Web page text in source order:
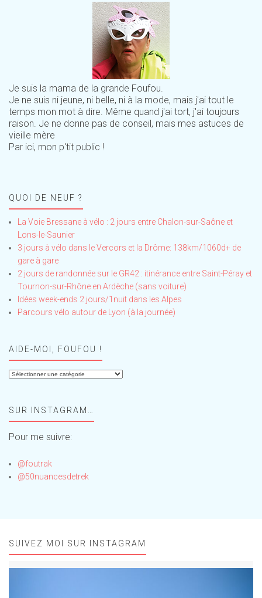
Je suis la mama de la grande Foufou.
Je ne suis ni jeune, ni belle, ni à la mode, mais j'ai tout le
temps mon mot à dire. Même quand j'ai tort, j'ai toujours
raison. Je ne donne pas de conseil, mais mes astuces de
vieille mère
Par ici, mon p'tit public !
QUOI DE NEUF ?
La Voie Bressane à vélo : 2 jours entre Chalon-sur-Saône et
Lons-le-Saunier
3 jours à vélo dans le Vercors et la Drôme: 138km/1060d+ de
gare à gare
2 jours de randonnée sur le GR42 : itinérance entre Saint-Péray et
Tournon-sur-Rhône en Ardèche (sans voiture)
Idées week-ends 2 jours/1nuit dans les Alpes
Parcours vélo autour de Lyon (à la journée)
AIDE-MOI, FOUFOU !
Aide-
!SUR INSTAGRAM…
Pour me suivre:
@foutrak
@50nuancesdetrek
SUIVEZ MOI SUR INSTAGRAM